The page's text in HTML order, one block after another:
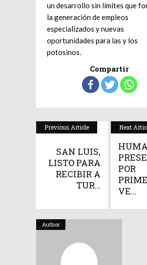
un desarrollo sin límites que
la generación de empleos
especializados y nuevas
oportunidades para las y los
potosinos.
Compartir
Previous Article
SAN LUIS,
LISTO PARA
RECIBIR A
TUR...
Next
POR
VE...
Author